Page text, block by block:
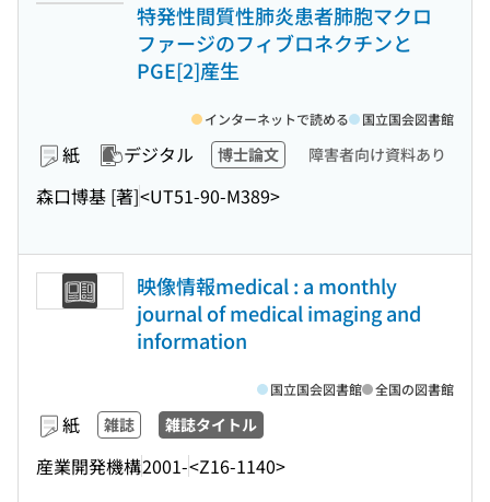
特発性間質性肺炎患者肺胞マクロ
ファージのフィブロネクチンと
PGE[2]産生
紙 デジタル 博士論文 障害者向け資料あり
森口博基 [著]<UT51-90-M389>
インターネットで読める 国立国会図書館
映像情報medical : a monthly
journal of medical imaging and
information
紙 雑誌 雑誌タイトル
産業開発機構2001-<Z16-1140>
国立国会図書館 全国の図書館